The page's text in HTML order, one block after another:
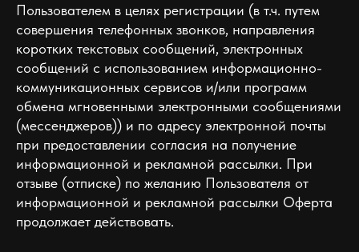
Пользователем в целях регистрации (в т.ч. путем
совершения телефонных звонков, направления
коротких текстовых сообщений, электронных
сообщений с использованием информационно-
коммуникационных сервисов и/или программ
обмена мгновенными электронными сообщениями
(мессенджеров)) и по адресу электронной почты
при предоставлении согласия на получение
информационной и рекламной рассылки. При
отзыве (отписке) по желанию Пользователя от
информационной и рекламной рассылки Оферта
продолжает действовать.